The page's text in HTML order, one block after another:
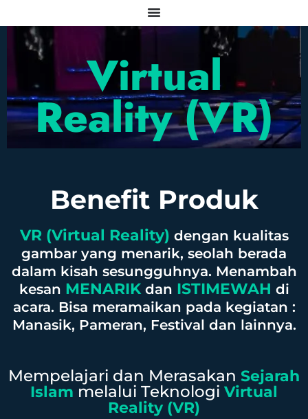
Virtual
Reality (VR)
Benefit Produk
VR (Virtual Reality) dengan kualitas
gambar yang menarik, seolah berada
dalam kisah sesungguhnya. Menambah
kesan MENARIK dan ISTIMEWAH di
acara. Bisa meramaikan pada kegiatan :
Manasik, Pameran, Festival dan lainnya.​
Mempelajari dan Merasakan Sejarah
Islam melalui Teknologi Virtual
Reality (VR)